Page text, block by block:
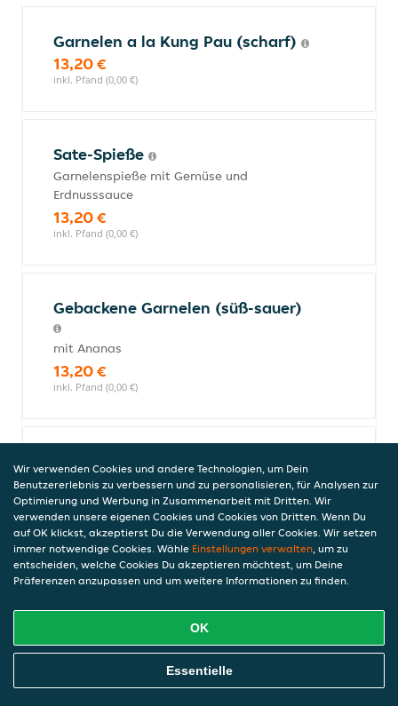
Garnelen a la Kung Pau (scharf)
13,20 €
inkl. Pfand (0,00 €)
Sate-Spieße
Garnelenspieße mit Gemüse und
Erdnusssauce
13,20 €
inkl. Pfand (0,00 €)
Gebackene Garnelen (süß-sauer)
mit Ananas
13,20 €
inkl. Pfand (0,00 €)
Garnelen mit Spargel
mit Spargel und Champignons
13,20 €
inkl. Pfand (0,00 €)
13,20 €
inkl. Pfand (0,00 €)
Online Essen Bestellen
Wir verwenden Cookies und andere Technologien, um Dein
Benutzererlebnis zu verbessern und zu personalisieren, für Analysen zur
Optimierung und Werbung in Zusammenarbeit mit Dritten. Wir
verwenden unsere eigenen Cookies und Cookies von Dritten. Wenn Du
auf OK klickst, akzeptierst Du die Verwendung aller Cookies. Wir setzen
immer notwendige Cookies. Wähle Einstellungen verwalten, um zu
entscheiden, welche Cookies Du akzeptieren möchtest, um Deine
Präferenzen anzupassen und um weitere Informationen zu finden.
OK
Essentielle